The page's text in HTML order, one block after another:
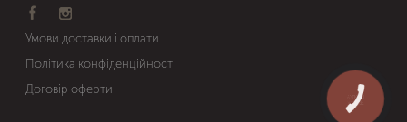
Умови доставки і оплати
Політика конфіденційності
Договір оферти
КНОПКА
ЗВ'ЯЗКУ